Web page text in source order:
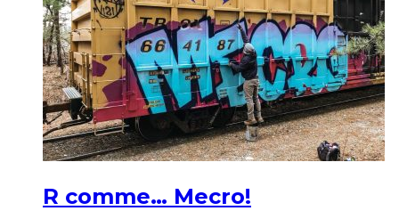
R comme… Mecro!